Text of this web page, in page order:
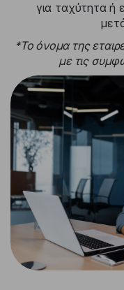
για ταχύτητα ή
*Το όνομα της
με τις